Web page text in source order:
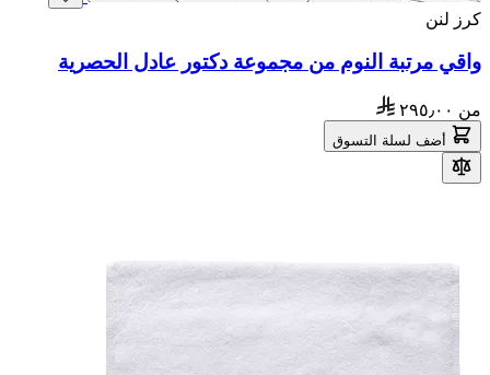
كرز لنن
واقي مرتبة النوم من مجموعة دكتور عادل الحصرية
من ٢٩٥٫٠٠
أضف لسلة التسوق